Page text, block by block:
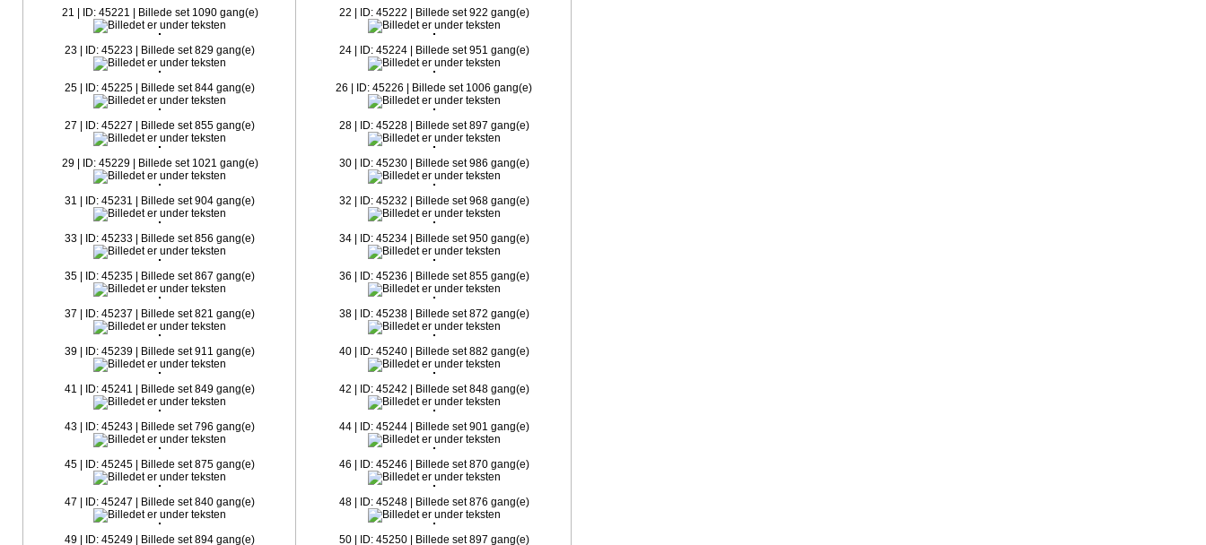
21 | ID: 45221 | Billede set 1090 gang(e) 22 | ID: 45222 | Billede set 922 gang(e)
23 | ID: 45223 | Billede set 829 gang(e) 24 | ID: 45224 | Billede set 951 gang(e)
25 | ID: 45225 | Billede set 844 gang(e) 26 | ID: 45226 | Billede set 1006 gang(e)
27 | ID: 45227 | Billede set 855 gang(e) 28 | ID: 45228 | Billede set 897 gang(e)
29 | ID: 45229 | Billede set 1021 gang(e) 30 | ID: 45230 | Billede set 986 gang(e)
31 | ID: 45231 | Billede set 904 gang(e) 32 | ID: 45232 | Billede set 968 gang(e)
33 | ID: 45233 | Billede set 856 gang(e) 34 | ID: 45234 | Billede set 950 gang(e)
35 | ID: 45235 | Billede set 867 gang(e) 36 | ID: 45236 | Billede set 855 gang(e)
37 | ID: 45237 | Billede set 821 gang(e) 38 | ID: 45238 | Billede set 872 gang(e)
39 | ID: 45239 | Billede set 911 gang(e) 40 | ID: 45240 | Billede set 882 gang(e)
41 | ID: 45241 | Billede set 849 gang(e) 42 | ID: 45242 | Billede set 848 gang(e)
43 | ID: 45243 | Billede set 796 gang(e) 44 | ID: 45244 | Billede set 901 gang(e)
45 | ID: 45245 | Billede set 875 gang(e) 46 | ID: 45246 | Billede set 870 gang(e)
47 | ID: 45247 | Billede set 840 gang(e) 48 | ID: 45248 | Billede set 876 gang(e)
49 | ID: 45249 | Billede set 894 gang(e) 50 | ID: 45250 | Billede set 897 gang(e)